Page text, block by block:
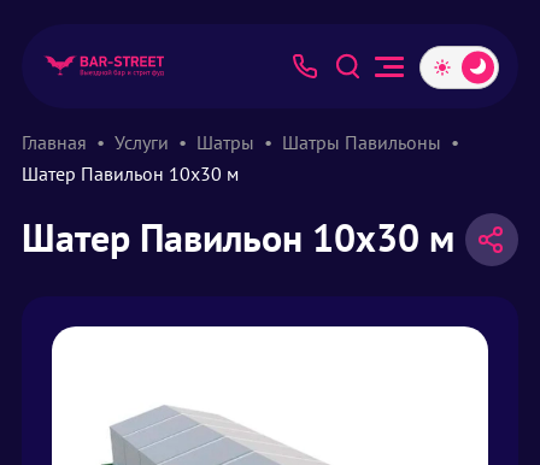
Главная Услуги Шатры
Шатры Павильоны
Шатер Павильон 10х30 м
Шатер Павильон 10х30 м